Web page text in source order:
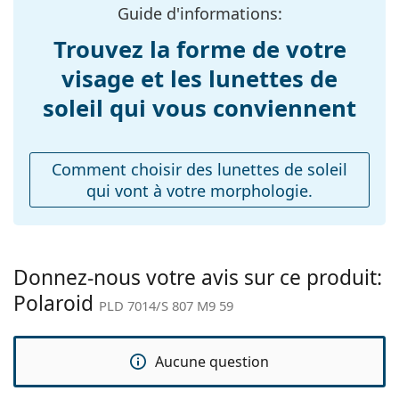
découvrir d'autres modèles de marques populaires.
branches:
140 mm
Largeur du pont:
15 mm
Poids:
100 g
ajustables:
Accessoires
Étui:
Non
nettoyage:
Autres
Lunettes de soleil
Marque:
Polaroid
Guide d'informations:
Trouvez la forme de votre
visage et les lunettes de
soleil qui vous conviennent
Comment choisir des lunettes de soleil
qui vont à votre morphologie.
Donnez-nous votre avis sur ce produit:
Polaroid PLD 7014/S 807 M9 59
Aucune question